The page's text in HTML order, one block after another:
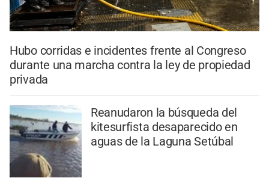
Hubo corridas e incidentes frente al Congreso
durante una marcha contra la ley de propiedad
privada
Reanudaron la búsqueda del
kitesurfista desaparecido en
aguas de la Laguna Setúbal